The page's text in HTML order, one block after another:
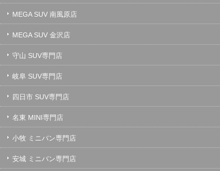
MEGA SUV 南風原店
MEGA SUV 金沢店
守山 SUV専門店
岐阜 SUV専門店
四日市 SUV専門店
名東 MINI専門店
小牧 ミニバン専門店
安城 ミニバン専門店